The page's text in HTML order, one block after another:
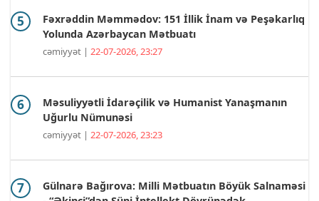
Fəxrəddin Məmmədov: 151 İllik İnam və Peşəkarlıq
Yolunda Azərbaycan Mətbuatı
cəmiyyət | 22-07-2026, 23:27
Məsuliyyətli İdarəçilik və Humanist Yanaşmanın
Uğurlu Nümunəsi
cəmiyyət | 22-07-2026, 23:23
Gülnarə Bağırova: Milli Mətbuatın Böyük Salnaməsi